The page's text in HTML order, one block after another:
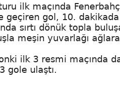
ilk maçında
gol, 10.
sırtı dönük topla
meşin yuvarlağı
ilk 3 resmi maçında
gole ulaştı.